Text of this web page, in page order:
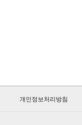
개인정보처리방침